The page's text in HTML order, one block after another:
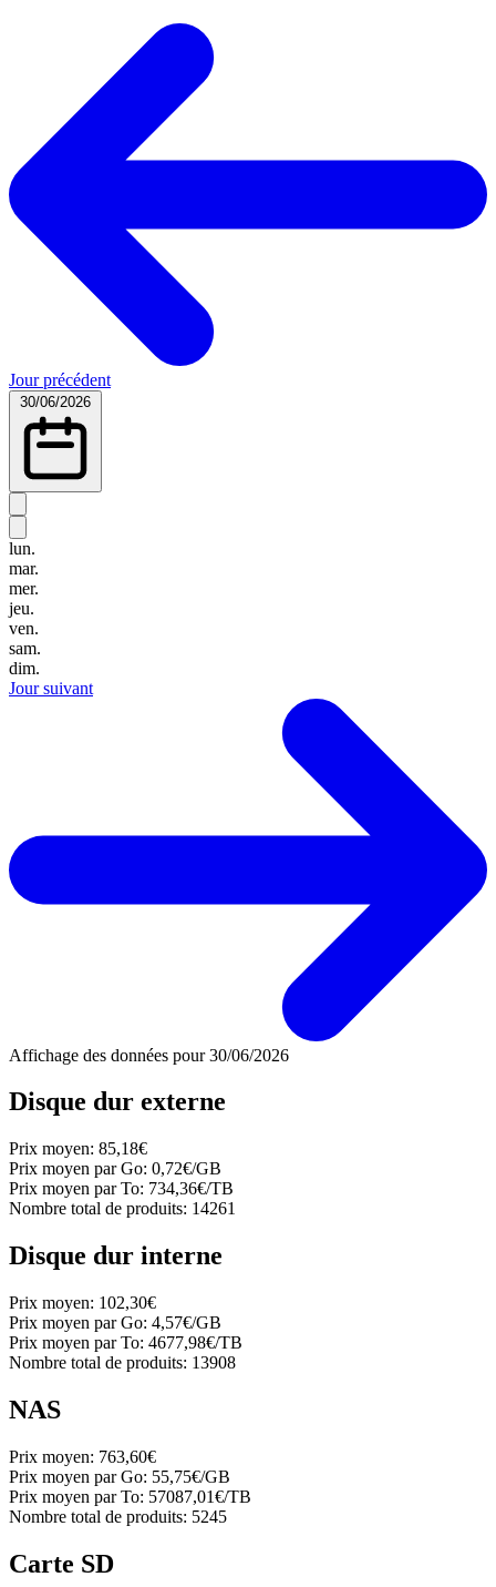
Jour précédent
30/06/2026
lun.
mar.
mer.
jeu.
ven.
sam.
dim.
Jour suivant
Affichage des données pour30/06/2026
Disque dur externe
Prix moyen: 85,18€
Prix moyen par Go: 0,72€/GB
Prix moyen par To: 734,36€/TB
Nombre total de produits: 14261
Disque dur interne
Prix moyen: 102,30€
Prix moyen par Go: 4,57€/GB
Prix moyen par To: 4677,98€/TB
Nombre total de produits: 13908
NAS
Prix moyen: 763,60€
Prix moyen par Go: 55,75€/GB
Prix moyen par To: 57087,01€/TB
Nombre total de produits: 5245
Carte SD